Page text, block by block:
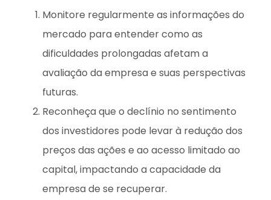
Monitore regularmente as informações do
mercado para entender como as
dificuldades prolongadas afetam a
avaliação da empresa e suas perspectivas
futuras.
Reconheça que o declínio no sentimento
dos investidores pode levar à redução dos
preços das ações e ao acesso limitado ao
capital, impactando a capacidade da
empresa de se recuperar.